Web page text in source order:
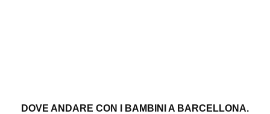
DOVE ANDARE CON I BAMBINI A BARCELLONA.